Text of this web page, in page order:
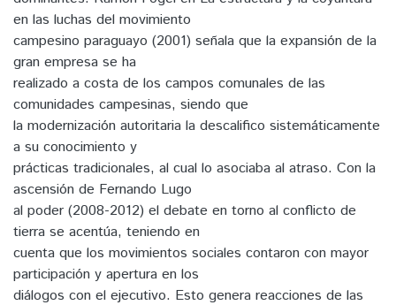
en las luchas del movimiento
campesino paraguayo (2001) señala que la expansión de la
gran empresa se ha
realizado a costa de los campos comunales de las
comunidades campesinas, siendo que
la modernización autoritaria la descalifico sistemáticamente
a su conocimiento y
prácticas tradicionales, al cual lo asociaba al atraso. Con la
ascensión de Fernando Lugo
al poder (2008-2012) el debate en torno al conflicto de
tierra se acentúa, teniendo en
cuenta que los movimientos sociales contaron con mayor
participación y apertura en los
diálogos con el ejecutivo. Esto genera reacciones de las